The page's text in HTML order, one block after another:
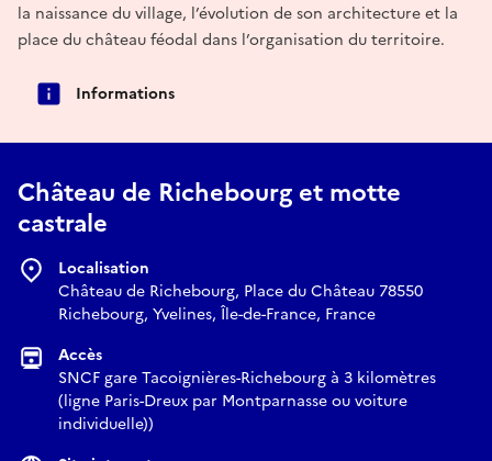
la naissance du village, l’évolution de son architecture et la
place du château féodal dans l’organisation du territoire.
Informations
Château de Richebourg et motte
castrale
Localisation
Château de Richebourg, Place du Château 78550
Richebourg, Yvelines, Île-de-France, France
Accès
SNCF gare Tacoignières-Richebourg à 3 kilomètres
(ligne Paris-Dreux par Montparnasse ou voiture
individuelle))